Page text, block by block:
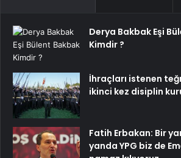
Derya Bakbak Eşi
Kimdir ?
İhraçları istenen
ikinci kez disiplin
Fatih Erbakan: Bir
yanda YPG biz de